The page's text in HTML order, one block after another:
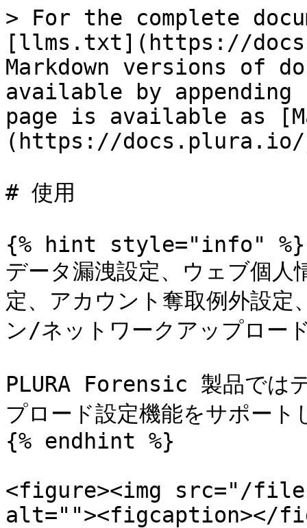
> For the complete
[llms.txt](https://
Markdown versions of
available by
page is available as
(https://docs.plura.io/
# 使用
{% hint style="info" %}
データ漏洩設定、ウェブ個人
定、アカウント奪取例外設
ン/ネットワークアップロー
PLURA Forensic 製品では
プロード設定機能をサポート
{% endhint %}
<figure><img src="/
alt=""><figcaption></